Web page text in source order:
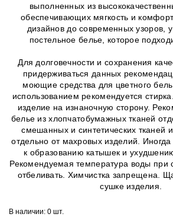
выполненных из
обеспечивающих мягкость и
дизайнов до современных узоров,
постельное белье, которое
Для долговечности и сохранения
придерживаться данных
моющие средства для цветного
использованием рекомендуется
изделие на изнаночную сторону.
белье из хлопчатобумажных тканей
смешанных и синтетических тканей
отдельно от махровых изделий. Иногда
к образованию катышек и
Рекомендуемая температура воды при
отбеливать. Химчистка запрещена.
сушке изделия.
В наличии: 0 шт.